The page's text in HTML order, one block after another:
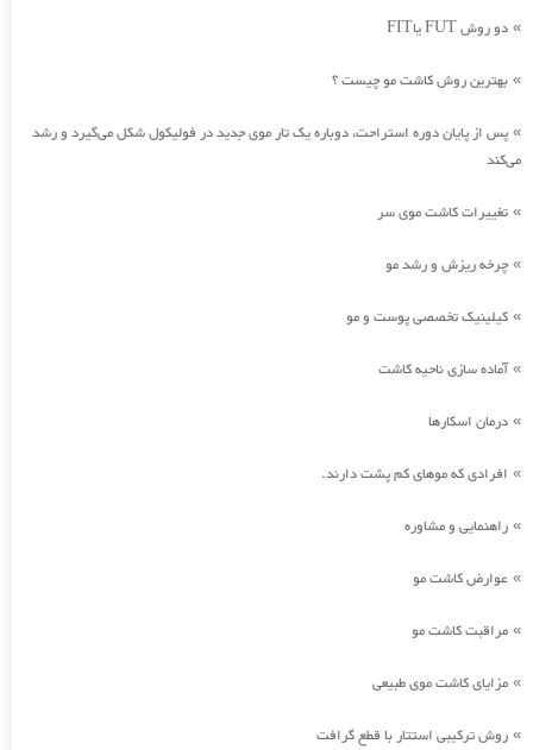
» دو روش FUT یاFIT
» بهترین روش کاشت مو چیست ؟
» پس از پایان دوره استراحت، دوباره یک تار موی جدید در فولیکول شکل می‌گیرد و رشد
می‌کند
» تغییرات کاشت موی سر
» چرخه ریزش و رشد مو
» کیلینیک تخصصی پوست و مو
»آماده سازی ناحیه کاشت
» درمان اسکارها
» افرادی که موهای کم پشت دارند.
» راهنمایی و مشاوره
» عوارض کاشت مو
» مراقبت کاشت مو
» مزایای کاشت موی طبیعی
» روش ترکیبی استتار با قطع گرافت